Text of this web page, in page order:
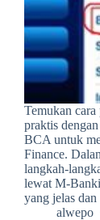
Temukan cara
praktis
BCA untuk
Finance.
langkah-
lewat M-
yang jelas
alwepo